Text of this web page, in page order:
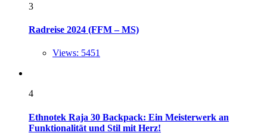
3
Radreise 2024 (FFM – MS)
Views: 5451
4
Ethnotek Raja 30 Backpack: Ein Meisterwerk an
Funktionalität und Stil mit Herz!